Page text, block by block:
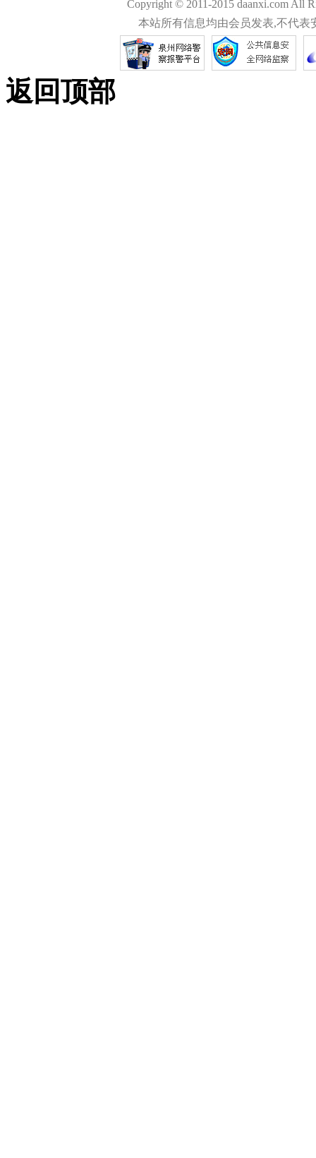
Copyright © 2011-2015 daanxi.com All
本站所有信息均由会员发表,不代
返回顶部